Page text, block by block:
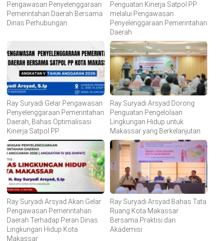
Pengawasan Penyelenggaraan
Pemerintahan Daerah Bersama
Dinas Perhubungan
Penguatan Kinerja Satpol PP
melalui Pengawasan
Penyelenggaraan Pemerintahan
Daerah
Ray Suryadi Gelar Pengawasan
Penyelenggaraan Pemerintahan
Daerah, Bahas Optimalisasi
Kinerja Satpol PP
Ray Suryadi Arsyad Dorong
Penguatan Pengelolaan
Lingkungan Hidup untuk
Makassar yang Berkelanjutan
Ray Suryadi Arsyad Akan Gelar
Pengawasan Pemerintahan
Daerah Terhadap Peran Dinas
Lingkungan Hidup Kota
Makassar
Ray Suryadi Arsyad Bahas Tata
Ruang Kota Makassar
Bersama Praktisi dan
Akademisi